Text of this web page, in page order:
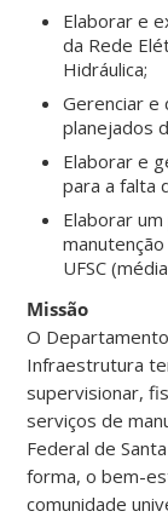
Elaborar e
da Rede
Hidráulica;
Gerenciar e
planejados
Elaborar e
para a falta
Elaborar
UFSC
Missão
O
Infraestrutura
supervisionar,
serviços de
Federal de
forma, o bem-
comunidade